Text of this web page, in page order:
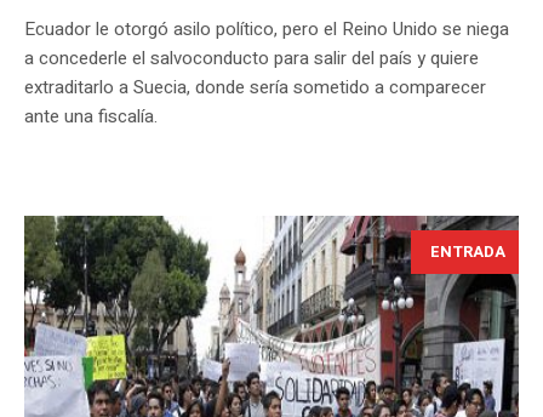
Ecuador le otorgó asilo político, pero el Reino Unido se niega
a concederle el salvoconducto para salir del país y quiere
extraditarlo a Suecia, donde sería sometido a comparecer
ante una fiscalía.
ENTRADA